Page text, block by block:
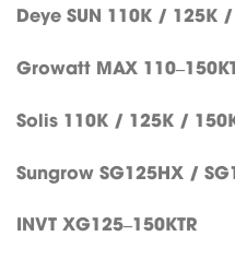
Deye SUN 110K / 125K /
Growatt MAX
Solis 110K / 125K /
Sungrow SG125HX /
INVT XG125–150KTR